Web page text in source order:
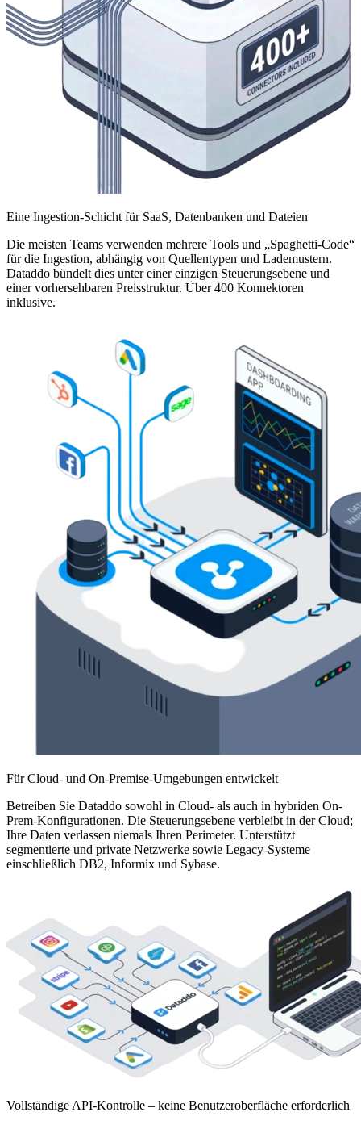
Eine Ingestion-Schicht für SaaS, Datenbanken und Dateien
Die meisten Teams verwenden mehrere Tools und „Spaghetti-Code“
für die Ingestion, abhängig von Quellentypen und Lademustern.
Dataddo bündelt dies unter einer einzigen Steuerungsebene und
einer vorhersehbaren Preisstruktur. Über 400 Konnektoren
inklusive.
Für Cloud- und On-Premise-Umgebungen entwickelt
Betreiben Sie Dataddo sowohl in Cloud- als auch in hybriden On-
Prem-Konfigurationen. Die Steuerungsebene verbleibt in der Cloud;
Ihre Daten verlassen niemals Ihren Perimeter. Unterstützt
segmentierte und private Netzwerke sowie Legacy-Systeme
einschließlich DB2, Informix und Sybase.
Vollständige API-Kontrolle – keine Benutzeroberfläche erforderlich